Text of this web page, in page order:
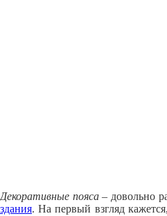
Декоративные пояса– довольно
здания. На первый взгляд